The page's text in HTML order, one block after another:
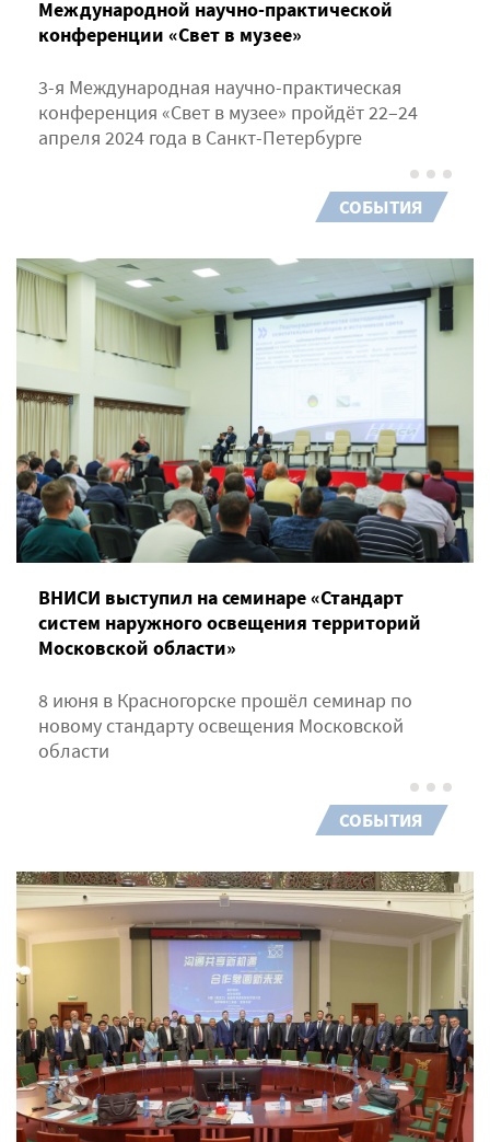
Международной научно-практической
конференции «Свет в музее»
3-я Международная научно-практическая
конференция «Свет в музее» пройдёт 22–24
апреля 2024 года в Санкт-Петербурге
СОБЫТИЯ
ВНИСИ выступил на семинаре «Стандарт
систем наружного освещения территорий
Московской области»
8 июня в Красногорске прошёл семинар по
новому стандарту освещения Московской
области
СОБЫТИЯ